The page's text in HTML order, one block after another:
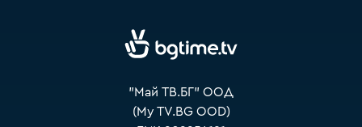
"Май ТВ.БГ" ООД
(My TV.BG OOD)